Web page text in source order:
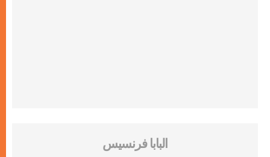
البابا فرنسيس